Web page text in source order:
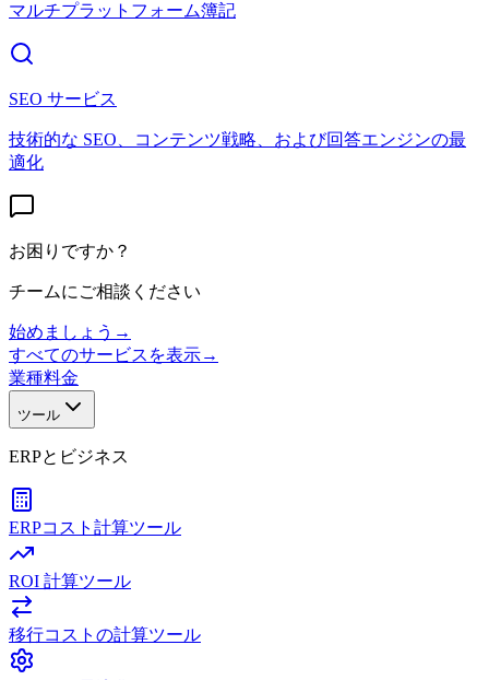
マルチプラットフォーム簿記
SEO サービス
技術的な SEO、コンテンツ戦略、および回答エンジンの最
適化
お困りですか？
チームにご相談ください
始めましょう →
すべてのサービスを表示→
業種料金
ツール
ERPとビジネス
ERPコスト計算ツール
ROI 計算ツール
移行コストの計算ツール